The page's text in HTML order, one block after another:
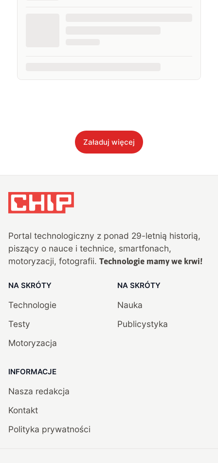
Załaduj więcej
Portal technologiczny z ponad 29-letnią historią,
piszący o nauce i technice, smartfonach,
motoryzacji, fotografii. Technologie mamy we krwi!
NA SKRÓTY
Technologie
Testy
Motoryzacja
NA SKRÓTY
Nauka
Publicystyka
INFORMACJE
Nasza redakcja
Kontakt
Polityka prywatności